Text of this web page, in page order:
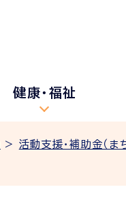
健康・福祉
> 活動支援・補助金（ま